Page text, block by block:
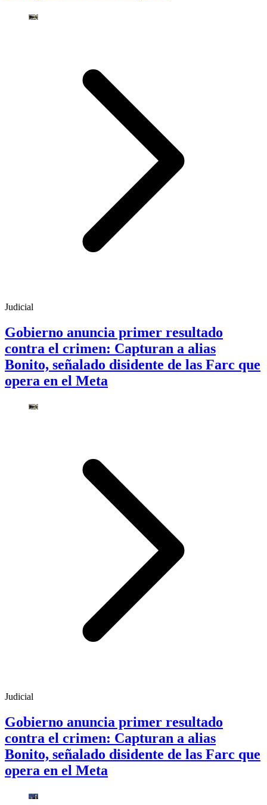
Judicial
Gobierno anuncia primer resultado
contra el crimen: Capturan a alias
Bonito, señalado disidente de las Farc que
opera en el Meta
Judicial
Gobierno anuncia primer resultado
contra el crimen: Capturan a alias
Bonito, señalado disidente de las Farc que
opera en el Meta